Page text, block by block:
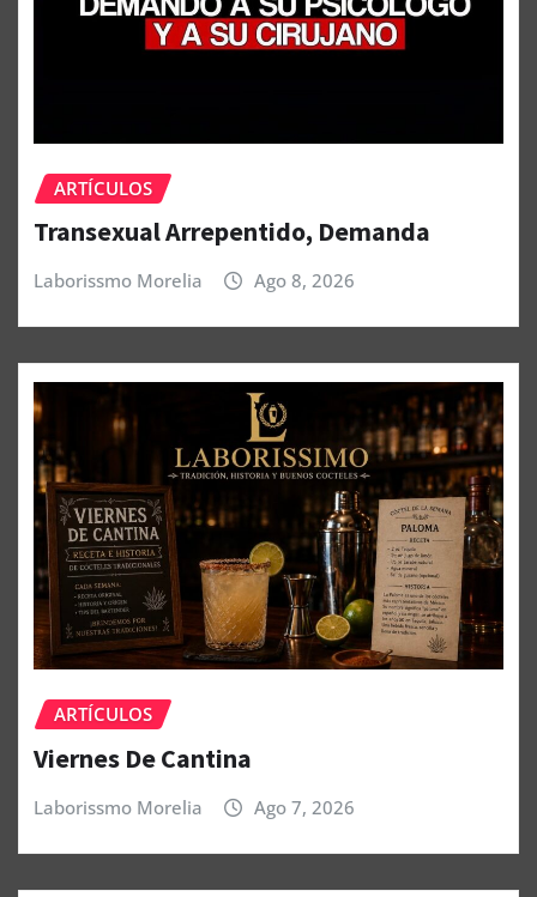
ARTÍCULOS
Transexual Arrepentido, Demanda
Laborissmo Morelia Ago 8, 2026
ARTÍCULOS
Viernes De Cantina
Laborissmo Morelia Ago 7, 2026